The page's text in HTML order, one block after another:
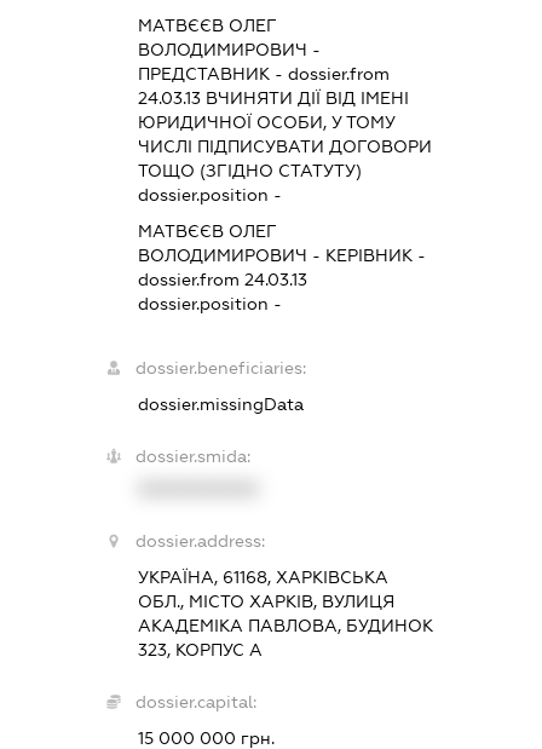
МАТВЄЄВ ОЛЕГ
ВОЛОДИМИРОВИЧ -
ПРЕДСТАВНИК - dossier.from
24.03.13 ВЧИНЯТИ ДІЇ ВІД ІМЕНІ
ЮРИДИЧНОЇ ОСОБИ, У ТОМУ
ЧИСЛІ ПІДПИСУВАТИ ДОГОВОРИ
ТОЩО (ЗГІДНО СТАТУТУ)
dossier.position -
МАТВЄЄВ ОЛЕГ
ВОЛОДИМИРОВИЧ - КЕРІВНИК -
dossier.from 24.03.13
dossier.position -
dossier.beneficiaries:
dossier.missingData
dossier.smida:
dossier.address:
УКРАЇНА, 61168, ХАРКІВСЬКА
ОБЛ., МІСТО ХАРКІВ, ВУЛИЦЯ
АКАДЕМІКА ПАВЛОВА, БУДИНОК
323, КОРПУС А
dossier.capital:
15 000 000 грн.